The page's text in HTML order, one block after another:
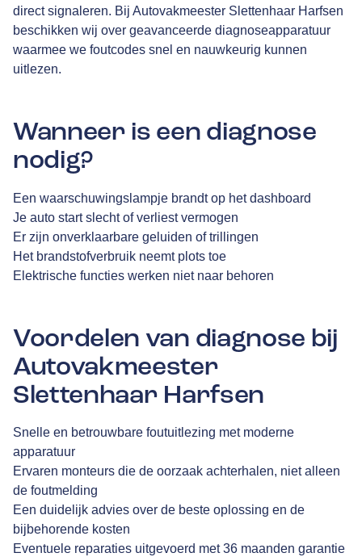
direct signaleren. Bij Autovakmeester Slettenhaar Harfsen
beschikken wij over geavanceerde diagnoseapparatuur
waarmee we foutcodes snel en nauwkeurig kunnen
uitlezen.
Wanneer is een diagnose
nodig?
Een waarschuwingslampje brandt op het dashboard
Je auto start slecht of verliest vermogen
Er zijn onverklaarbare geluiden of trillingen
Het brandstofverbruik neemt plots toe
Elektrische functies werken niet naar behoren
Voordelen van diagnose bij
Autovakmeester
Slettenhaar Harfsen
Snelle en betrouwbare foutuitlezing met moderne
apparatuur
Ervaren monteurs die de oorzaak achterhalen, niet alleen
de foutmelding
Een duidelijk advies over de beste oplossing en de
bijbehorende kosten
Eventuele reparaties uitgevoerd met 36 maanden garantie